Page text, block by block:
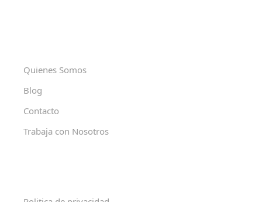
Quienes Somos
Blog
Contacto
Trabaja con Nosotros